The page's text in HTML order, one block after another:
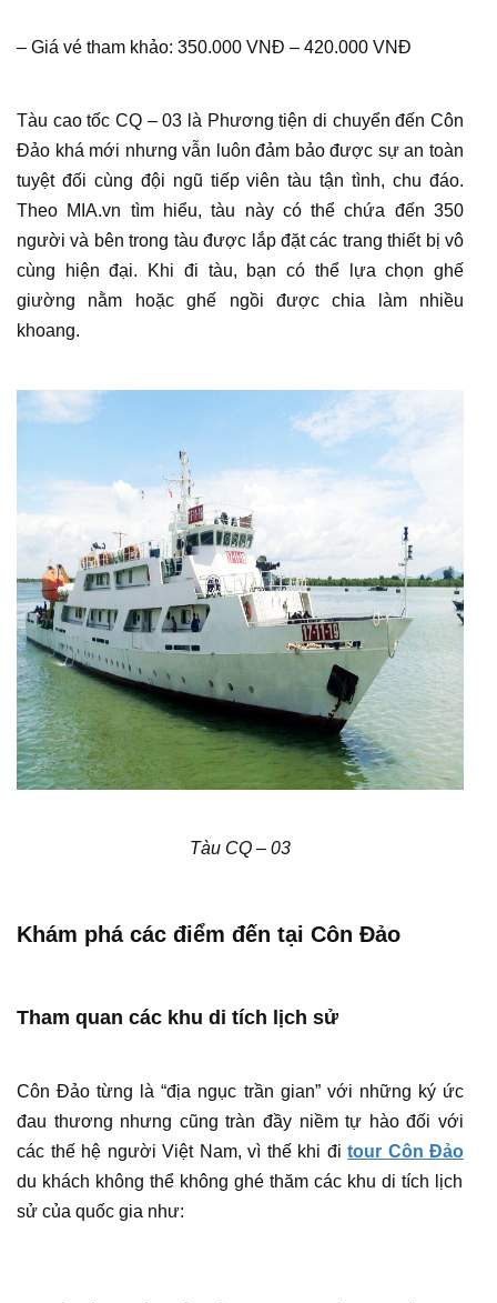
– Giá vé tham khảo: 350.000 VNĐ – 420.000 VNĐ
Tàu cao tốc CQ – 03 là Phương tiện di chuyển đến Côn
Đảo khá mới nhưng vẫn luôn đảm bảo được sự an toàn
tuyệt đối cùng đội ngũ tiếp viên tàu tận tình, chu đáo.
Theo MIA.vn tìm hiểu, tàu này có thể chứa đến 350
người và bên trong tàu được lắp đặt các trang thiết bị vô
cùng hiện đại. Khi đi tàu, bạn có thể lựa chọn ghế
giường nằm hoặc ghế ngồi được chia làm nhiều
khoang.
Tàu CQ – 03
Khám phá các điểm đến tại Côn Đảo
Tham quan các khu di tích lịch sử
Côn Đảo từng là “địa ngục trần gian” với những ký ức
đau thương nhưng cũng tràn đầy niềm tự hào đối với
các thế hệ người Việt Nam, vì thế khi đi tour Côn Đảo
du khách không thể không ghé thăm các khu di tích lịch
sử của quốc gia như: